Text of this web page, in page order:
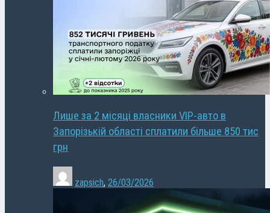
Лише за 2 місяці власники VIP-авто в
Запорізькій області сплатили більше 850 тис
грн
zapsich, 26/03/2026